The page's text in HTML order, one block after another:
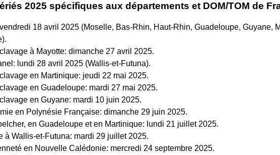
2025 spécifiques aux départements et DOM/TOM de
18 avril 2025 (Moselle, Bas-Rhin, Haut-Rhin, Guadeloupe, Guyane,
à Mayotte: dimanche 27 avril 2025.
lundi 28 avril 2025 (Wallis-et-Futuna).
en Martinique: jeudi 22 mai 2025.
en Guadeloupe: mardi 27 mai 2025.
en Guyane: mardi 10 juin 2025.
en Polynésie Française: dimanche 29 juin 2025.
en Guadeloupe et en Martinique: lundi 21 juillet 2025.
à Wallis-et-Futuna: mardi 29 juillet 2025.
en Nouvelle Calédonie: mercredi 24 septembre 2025.